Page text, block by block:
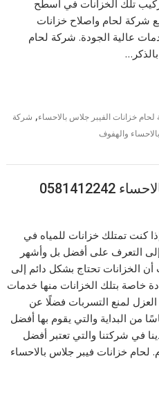
تركيب تلك الخزانات في أسطح
شركة لحام واصلاح خزانات
عالية الجودة. شركة لحام
خزانات الفيبر جلاس بالاحساء, شركة
والهفوف
كنت تمتلك خزانات للمياه في
التعرف على أفضل بل وأشهر
الخزانات تحتاج بشكل دائم إلى
خاصة بتلك الخزانات منها خدمات
لمنع التسربات فضلًا عن
من البداية والتي يقوم بها أفضل
في شركتنا والتي تعتبر أفضل
خزانات فيبر جلاس بالاحساء